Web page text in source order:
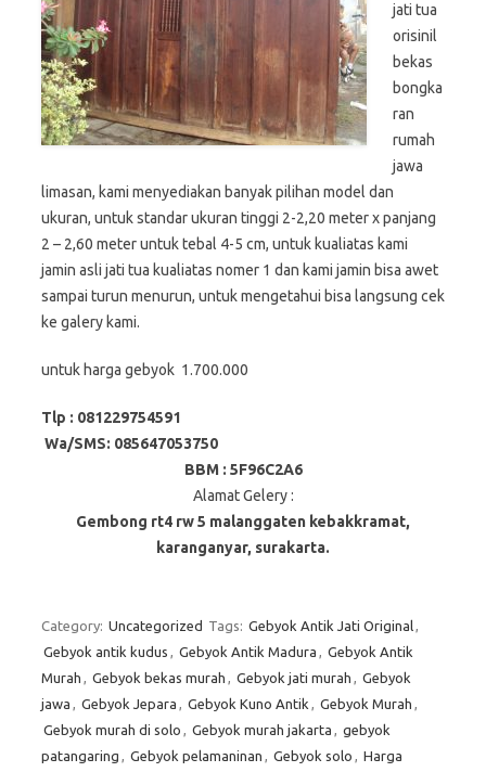
jati tua
orisinil
bekas
bongka
ran
rumah
jawa
limasan, kami menyediakan banyak pilihan model dan
ukuran, untuk standar ukuran tinggi 2-2,20 meter x panjang
2 – 2,60 meter untuk tebal 4-5 cm, untuk kualiatas kami
jamin asli jati tua kualiatas nomer 1 dan kami jamin bisa awet
sampai turun menurun, untuk mengetahui bisa langsung cek
ke galery kami.
untuk harga gebyok 1.700.000
Tlp : 081229754591
Wa/SMS: 085647053750
BBM : 5F96C2A6
Alamat Gelery :
Gembong rt4 rw 5 malanggaten kebakkramat,
karanganyar, surakarta.
Category: Uncategorized Tags: Gebyok Antik Jati Original,
Gebyok antik kudus , Gebyok Antik Madura , Gebyok Antik
Murah , Gebyok bekas murah , Gebyok jati murah , Gebyok
jawa , Gebyok Jepara , Gebyok Kuno Antik , Gebyok Murah ,
Gebyok murah di solo , Gebyok murah jakarta , gebyok
patangaring , Gebyok pelamaninan , Gebyok solo , Harga